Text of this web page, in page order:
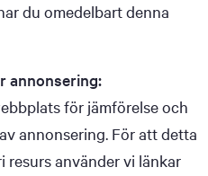
du omedelbart denna
annonsering:
för jämförelse och
annonsering. För att detta
använder vi länkar